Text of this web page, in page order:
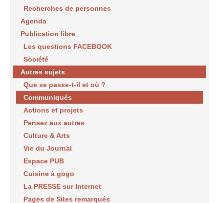
Recherches de personnes
Agenda
Publication libre
Les questions FACEBOOK
Société
Autres sujets
Que se passe-t-il et où ?
Communiqués
Actions et projets
Pensez aux autres
Culture & Arts
Vie du Journal
Espace PUB
Cuisine à gogo
La PRESSE sur Internet
Pages de Sites remarqués